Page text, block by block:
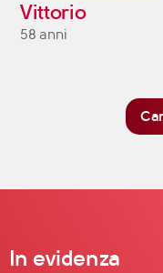
Vittorio
58 anni
In evidenza